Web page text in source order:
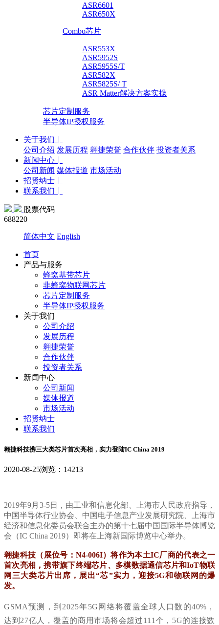
ASR6601
ASR650X
Combo芯片
ASR553X
ASR5952S
ASR5955S/T
ASR582X
ASR5825S/ T
ASR Matter解决方案实操
芯片定制服务
半导体IP授权服务
关于我们
公司介绍 发展历程 翱捷荣誉 合作伙伴 投资者关系
新闻中心
公司新闻 媒体报道 市场活动
招贤纳士
联系我们
股票代码
688220
简体中文 English
首页
产品与服务
蜂窝基带芯片
非蜂窝物联网芯片
芯片定制服务
半导体IP授权服务
关于我们
公司介绍
发展历程
翱捷荣誉
合作伙伴
投资者关系
新闻中心
公司新闻
媒体报道
市场活动
招贤纳士
联系我们
翱捷科技携三大类芯片首次亮相，实力登陆IC China 2019
2020-08-25浏览：14213
2019年9月 3-5日 ， 由工业和信息化部 上海市 人 民政府指导 ，
中 国半导体行业协会 中 国 电子信息产业发展研究院 上海市
经济和信息化委员会联合主办的第十七届中 国 国 际半导体博览
会 （IC China 2019） 即将在 上海新国 际博览中心举办。
翱捷科技 （ 展位号 ： N4-006I）将作为本土IC厂商的代表之一
首次亮相 ，携带旗下终端芯片、 多模数据通信芯片和IoT物联
网 三大类芯 片出 席 ， 展出“芯”实力 ，迎接5G和 物联 网 的爆
发。
GSMA预测 ， 到 2025年5G 网 络将覆盖全球 人 口数 的40% ，
达到 27亿 人 ， 覆盖的商用市场将会超过1 1 1 个 ， 5G的连接数